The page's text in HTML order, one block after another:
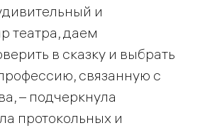
и
театра, даем
в сказку и выбрать
связанную с
– подчеркнула
протокольных и